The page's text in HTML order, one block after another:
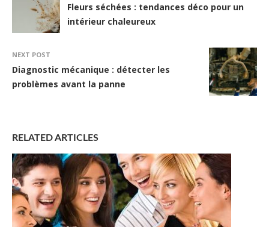
Fleurs séchées : tendances déco pour un
intérieur chaleureux
NEXT POST
Diagnostic mécanique : détecter les
problèmes avant la panne
RELATED ARTICLES